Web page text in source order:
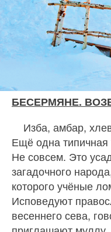
БЕСЕРМЯНЕ.
Изба, амбар,
Ещё одна типичная
Не совсем. Это
загадочного
которого учёные
Исповедуют
весеннего сева,